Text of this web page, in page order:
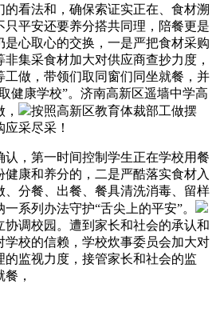
看法和，确保索证实正在、食材溯
平安还要养分搭共同理，陪餐更是
心取心的交换，一是严把食材采购
集采食材加大对供应商查抄力度，
工做，带领们取同窗们同坐就餐，并
健康学校”。济南高新区遥墙中学高
按照高新区教育体裁部工做摆
采尽采！
，第一时间控制学生正在学校用餐
康和养分的，二是严酷落实食材入
、分餐、出餐、餐具清洗消毒、留样
系列办法守护“舌尖上的平安”。
调校园。遭到家长和社会的承认和
学校的信赖，学校炊事委员会加大对
的监视力度，接管家长和社会的监
，